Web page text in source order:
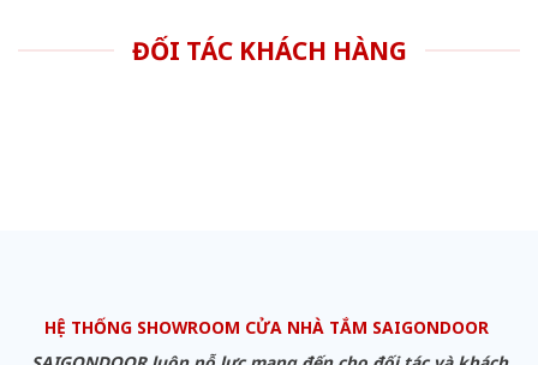
ĐỐI TÁC KHÁCH HÀNG
HỆ THỐNG SHOWROOM CỬA NHÀ TẮM SAIGONDOOR